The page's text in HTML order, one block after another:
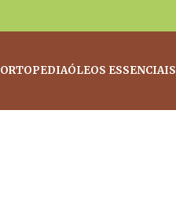
ORTOPEDIAÓLEOS ESSENCIAIS